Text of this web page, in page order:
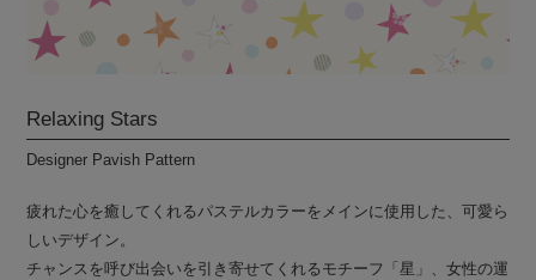
Relaxing Stars
Designer Pavish Pattern
疲れた心を癒してくれるパステルカラーをメインに使用した、可愛ら
しいデザイン。
チャンスを呼び出会いを引き寄せてくれるモチーフ「星」、女性の運